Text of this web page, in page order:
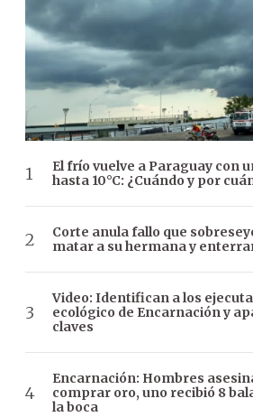
El frío vuelve a Paraguay con
hasta 10°C: ¿Cuándo y por
Corte anula fallo que
matar a su hermana y
Video: Identifican a los
ecológico de Encarnación y
claves
Encarnación: Hombres
comprar oro, uno recibió 8
la boca